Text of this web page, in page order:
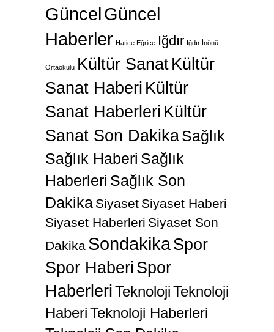
GüncelGüncel
Haberler Hatice Eğrice Iğdır Iğdır İnönü
Ortaokulu Kültür SanatKültür
Sanat Haberi Kültür
Sanat Haberleri Kültür
Sanat Son DakikaSağlık
Sağlık Haberi Sağlık
Haberleri Sağlık Son
Dakika Siyaset Siyaset Haberi
Siyaset Haberleri Siyaset Son
Dakika SondakikaSpor
Spor Haberi Spor
HaberleriTeknolojiTeknoloji
HaberiTeknoloji Haberleri